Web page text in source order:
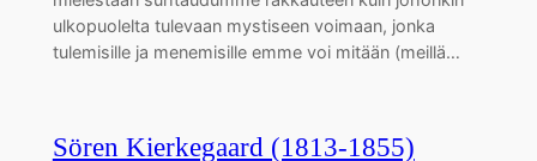
ulkopuolelta tulevaan mystiseen voimaan, jonka
tulemisille ja menemisille emme voi mitään (meillä…
Sören Kierkegaard (1813-1855)